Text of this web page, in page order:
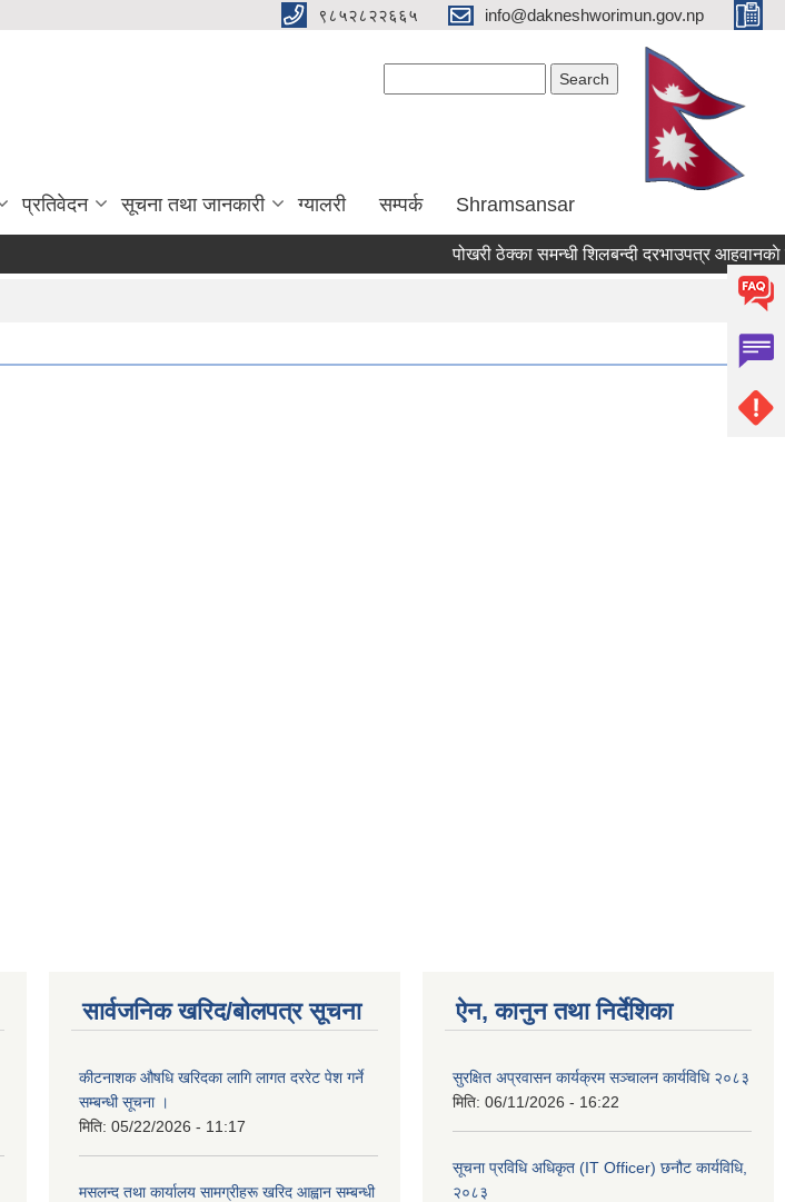
९८५२८२२६६५ info@dakneshworimun.gov.np
प्रतिवेदन सूचना तथा जानकारी ग्यालरी सम्पर्क Shramsansar
पोखरी ठेक्का समन्धी शिलबन्दी दरभाउपत्र आहवानकाे
सार्वजनिक खरिद/बोलपत्र सूचना
कीटनाशक औषधि खरिदका लागि लागत दररेट पेश गर्ने
सम्बन्धी सूचना ।
मिति: 05/22/2026 - 11:17
मसलन्द तथा कार्यालय सामग्रीहरू खरिद आह्वान सम्बन्धी
ऐन, कानुन तथा निर्देशिका
सुरक्षित अप्रवासन कार्यक्रम सञ्चालन कार्यविधि २०८३
मिति: 06/11/2026 - 16:22
सूचना प्रविधि अधिकृत (IT Officer) छनौट कार्यविधि,
२०८३